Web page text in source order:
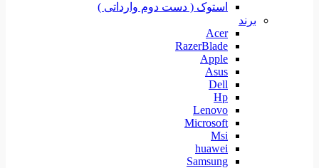
استوک ( دست دوم وارداتی )
برند
Acer
RazerBlade
Apple
Asus
Dell
Hp
Lenovo
Microsoft
Msi
huawei
Samsung